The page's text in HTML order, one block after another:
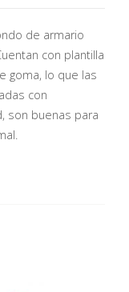
de armario
con plantilla
goma, lo que las
con
son buenas para